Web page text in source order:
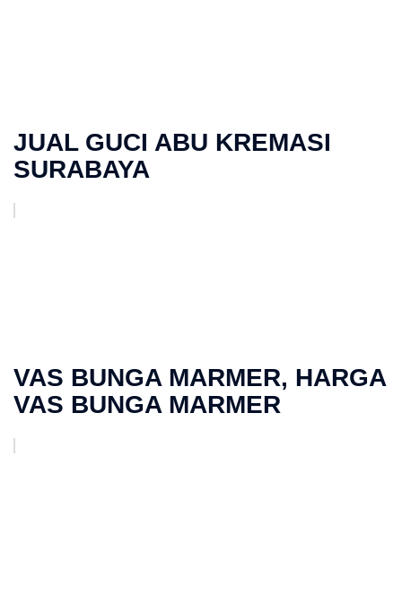
JUAL GUCI ABU KREMASI
SURABAYA
VAS BUNGA MARMER, HARGA
VAS BUNGA MARMER